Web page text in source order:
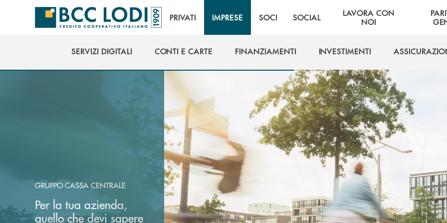
Salta al contenuto principale
PRIVATI IMPRESE SOCI SOCIAL
LAVORA CON
NOI
SERVIZI DIGITALI
CONTI E CARTE
FINANZIAMENTI
INVESTIMENTI
GRUPPO CASSA CENTRALE
Per la tua azienda,
quello che devi sapere